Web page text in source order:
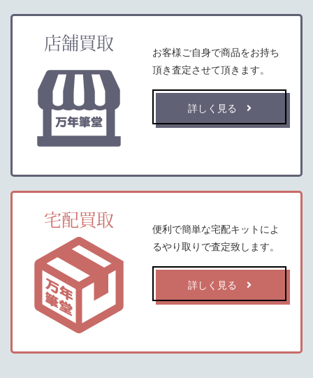
店舗買取
お客様ご自身で商品をお持ち
頂き査定させて頂きます。
詳しく見る
宅配買取
便利で簡単な宅配キットによ
るやり取りで査定致します。
詳しく見る